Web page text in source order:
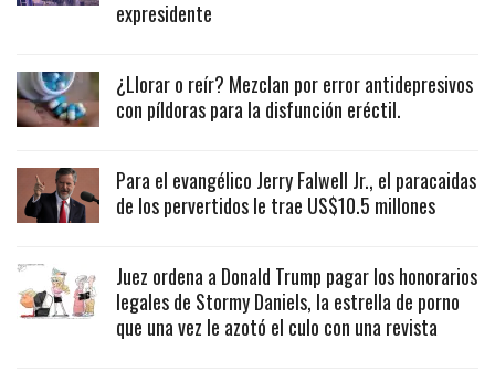
expresidente
¿Llorar o reír? Mezclan por error antidepresivos
con píldoras para la disfunción eréctil.
Para el evangélico Jerry Falwell Jr., el paracaidas
de los pervertidos le trae US$10.5 millones
Juez ordena a Donald Trump pagar los honorarios
legales de Stormy Daniels, la estrella de porno
que una vez le azotó el culo con una revista